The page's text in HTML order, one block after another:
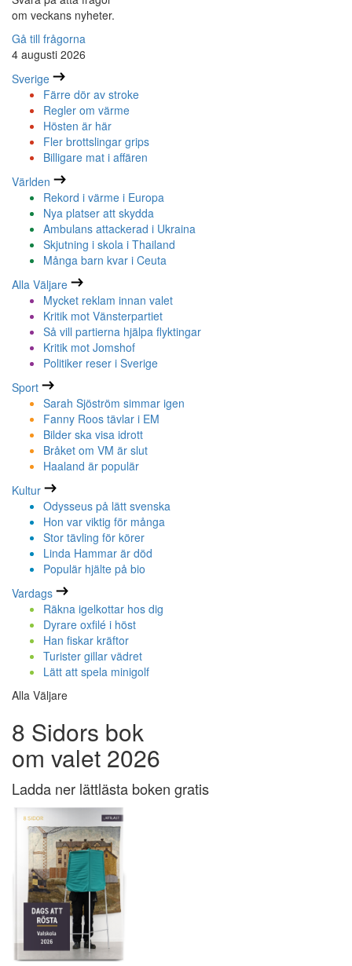
om veckans nyheter.
Gå till frågorna
4 augusti 2026
Sverige
Färre dör av stroke
Regler om värme
Hösten är här
Fler brottslingar grips
Billigare mat i affären
Världen
Rekord i värme i Europa
Nya platser att skydda
Ambulans attackerad i Ukraina
Skjutning i skola i Thailand
Många barn kvar i Ceuta
Alla Väljare
Mycket reklam innan valet
Kritik mot Vänsterpartiet
Så vill partierna hjälpa flyktingar
Kritik mot Jomshof
Politiker reser i Sverige
Sport
Sarah Sjöström simmar igen
Fanny Roos tävlar i EM
Bilder ska visa idrott
Bråket om VM är slut
Haaland är populär
Kultur
Odysseus på lätt svenska
Hon var viktig för många
Stor tävling för körer
Linda Hammar är död
Populär hjälte på bio
Vardags
Räkna igelkottar hos dig
Dyrare oxfilé i höst
Han fiskar kräftor
Turister gillar vädret
Lätt att spela minigolf
Alla Väljare
8 Sidors bok
om valet 2026
Ladda ner lättlästa boken gratis